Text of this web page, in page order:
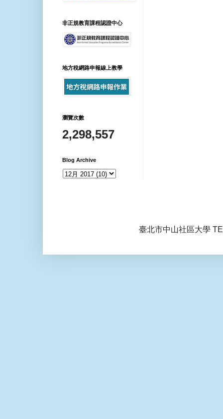
非正規教育課程認證中心
地方稅網路申報線上教學
瀏覽次數
2,298,557
Blog Archive
臺北市中山社區大學